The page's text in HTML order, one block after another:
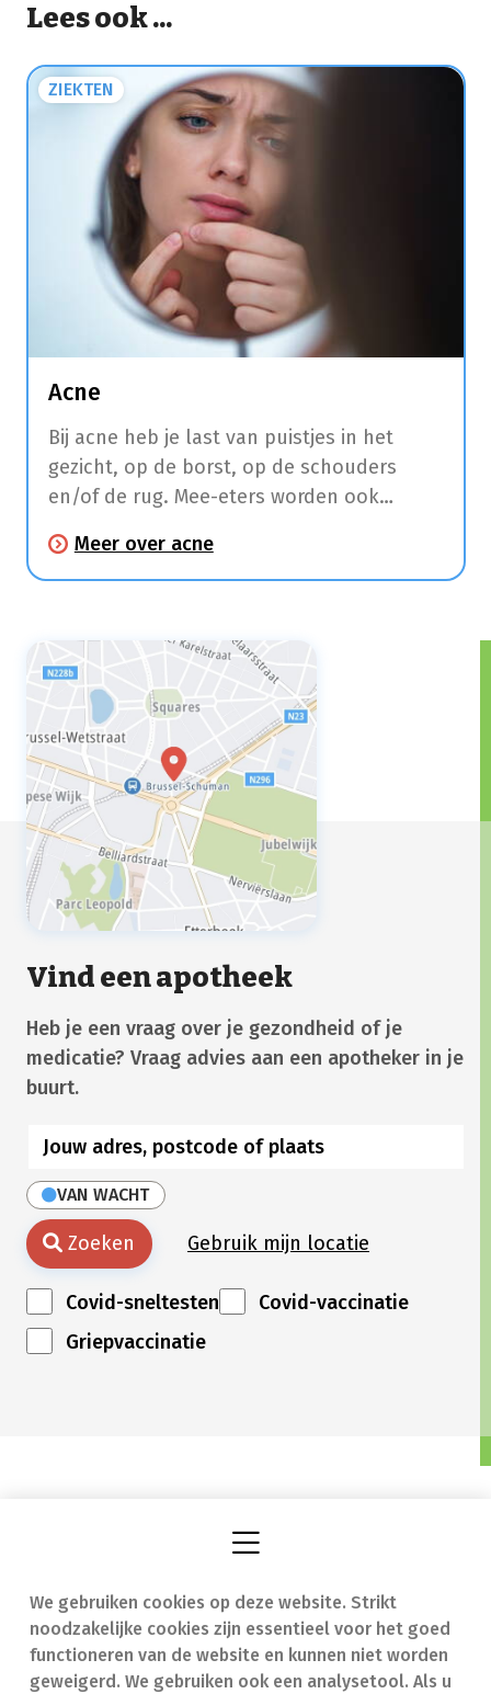
We gebruiken cookies op deze website. Strikt
noodzakelijke cookies zijn essentieel voor het goed
functioneren van de website en kunnen niet worden
geweigerd. We gebruiken ook een analysetool. Als u
Lees ook ...
ZIEKTEN
Acne
Bij acne heb je last van puistjes in het
gezicht, op de borst, op de schouders
en/of de rug. Mee-eters worden ook
wit bultje door de ophoping van de talg in
de talgklier.
Meer over acne
Vind een apotheek
Heb je een vraag over je gezondheid of je
medicatie? Vraag advies aan een apotheker in je
buurt.
VAN WACHT
Zoeken Gebruik mijn locatie
Covid-sneltesten
Covid-vaccinatie
Griepvaccinatie
Vind een apotheek
Onze expertise
In geval van nood
Contact